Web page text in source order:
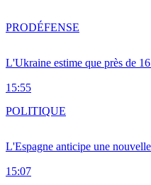
L'Ukraine estime que près de
15:55
PRODÉFENSE
L'Espagne anticipe une
15:07
POLITIQUE